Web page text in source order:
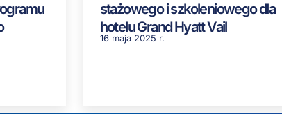
stażowego i szkoleniowego dla
hotelu Grand Hyatt Vail
16 maja 2025 r.